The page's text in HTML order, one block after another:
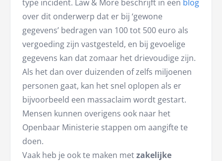
type incident. Law & More beschrijft in een blog
over dit onderwerp dat er bij ‘gewone
gegevens’ bedragen van 100 tot 500 euro als
vergoeding zijn vastgesteld, en bij gevoelige
gegevens kan dat zomaar het drievoudige zijn.
Als het dan over duizenden of zelfs miljoenen
personen gaat, kan het snel oplopen als er
bijvoorbeeld een massaclaim wordt gestart.
Mensen kunnen overigens ook naar het
Openbaar Ministerie stappen om aangifte te
doen.
Vaak heb je ook te maken metzakelijke